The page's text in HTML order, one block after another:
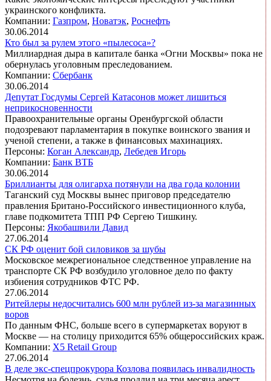
украинского конфликта.
Компании: Газпром, Новатэк, Роснефть
30.06.2014
Кто был за рулем этого «пылесоса»?
Миллиардная дыра в капитале банка «Огни Москвы» пока не
обернулась уголовным преследованием.
Компании: Сбербанк
30.06.2014
Депутат Госдумы Сергей Катасонов может лишиться
неприкосновенности
Правоохранительные органы Оренбургской области
подозревают парламентария в покупке воинского звания и
ученой степени, а также в финансовых махинациях.
Персоны: Коган Александр, Лебедев Игорь
Компании: Банк ВТБ
30.06.2014
Бриллианты для олигарха потянули на два года колонии
Таганский суд Москвы вынес приговор председателю
правления Британо-Российского инвестиционного клуба,
главе подкомитета ТПП РФ Сергею Тишкину.
Персоны: Якобашвили Давид
27.06.2014
СК РФ оценит бой силовиков за шубы
Московское межрегиональное следственное управление на
транспорте СК РФ возбудило уголовное дело по факту
избиения сотрудников ФТС РФ.
27.06.2014
Ритейлеры недосчитались 600 млн рублей из-за магазинных
воров
По данным ФНС, больше всего в супермаркетах воруют в
Москве — на столицу приходится 65% общероссийских краж.
Компании: X5 Retail Group
27.06.2014
В деле экс-спецпрокурора Козлова появилась инвалидность